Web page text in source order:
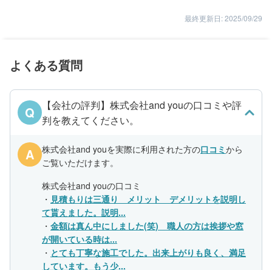
最終更新日: 2025/09/29
よくある質問
Q
【会社の評判】株式会社and youの口コミや評
判を教えてください。
A 株式会社and youを実際に利用された方の口コミから
ご覧いただけます。
株式会社and youの口コミ
・ 見積もりは三通り メリット デメリットを説明し
て貰えました。説明...
・ 金額は真ん中にしました(笑) 職人の方は挨拶や窓
が開いている時は...
・ とても丁寧な施工でした。出来上がりも良く、満足
しています。もう少...